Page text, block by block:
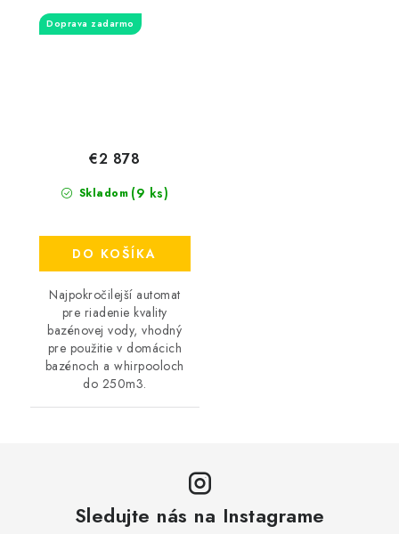
Doprava zadarmo
Skladom (9 ks)
€2 878
DO KOŠÍKA
Najpokročilejší automat
pre riadenie kvality
bazénovej vody, vhodný
pre použitie v domácich
bazénoch a whirpooloch
do 250m3.
Sledujte nás na Instagrame